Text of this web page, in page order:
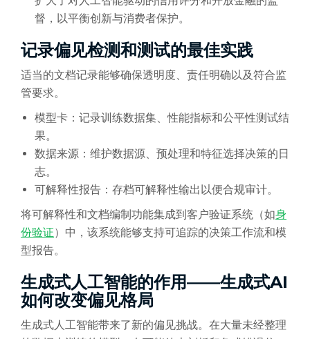
督，以平衡创新与消费者保护。
记录偏见检测和测试的最佳实践
适当的文档记录能够确保透明度、责任明确以及符合监
管要求。
模型卡：记录训练数据集、性能指标和公平性测试结
果。
数据来源：维护数据源、预处理和特征选择决策的日
志。
可解释性报告：存档可解释性输出以便合规审计。
将可解释性和文档编制功能集成到客户验证系统（如身
份验证）中，该系统能够支持可追踪的决策工作流和模
型报告。
生成式人工智能的作用——生成式AI
如何改变偏见格局
生成式人工智能带来了新的偏见挑战。在大量未经整理